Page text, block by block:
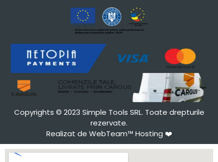
Copyrights © 2023 Simple Tools SRL. Toate drepturile
rezervate.
Realizat de WebTeam™ Hosting ❤️